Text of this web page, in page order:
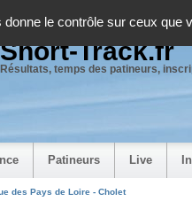
le contrôle sur ceux que
Short-Track.fr
Résultats, temps des patineurs,
Patineurs Live
des Pays de Loire - Cholet